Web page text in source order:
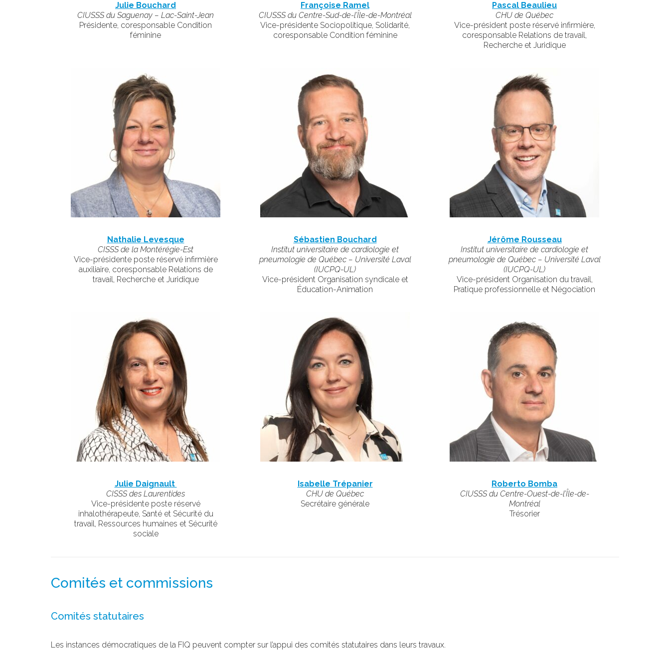
Julie Bouchard
CIUSSS du Saguenay – Lac-Saint-Jean
Présidente, coresponsable Condition
féminine
Françoise Ramel
CIUSSS du Centre-Sud-de-l’Île-de-Montréal
Vice-présidente Sociopolitique, Solidarité,
coresponsable Condition féminine
Pascal Beaulieu
CHU de Québec
Vice-président poste réservé infirmière,
coresponsable Relations de travail,
Recherche et Juridique
Nathalie Levesque
CISSS de la Montérégie-Est
Vice-présidente poste réservé infirmière
auxiliaire, coresponsable Relations de
travail, Recherche et Juridique
Sébastien Bouchard
Institut universitaire de cardiologie et
pneumologie de Québec – Université Laval
(IUCPQ-UL)
Vice-président Organisation syndicale et
Éducation-Animation
Jérôme Rousseau
Institut universitaire de cardiologie et
pneumologie de Québec – Université Laval
(IUCPQ-UL)
Vice-président Organisation du travail,
Pratique professionnelle et Négociation
Julie Daignault
CISSS des Laurentides
Vice-présidente poste réservé
inhalothérapeute, Santé et Sécurité du
travail, Ressources humaines et Sécurité
sociale
Isabelle Trépanier
CHU de Québec
Secrétaire générale
Roberto Bomba
CIUSSS du Centre-Ouest-de-l’Île-de-
Montréal
Trésorier
Comités et commissions
Comités statutaires
Les instances démocratiques de la FIQ peuvent compter sur l’appui des comités statutaires dans leurs travaux.